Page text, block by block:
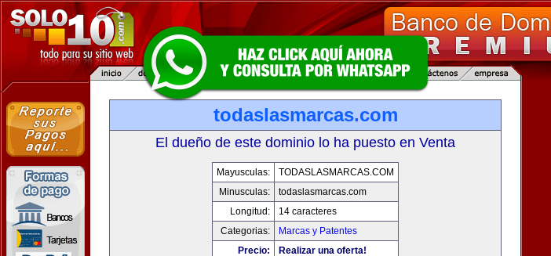
todaslasmarcas.com
El dueño de este dominio lo ha puesto en Venta
Mayusculas:
TODASLASMARCAS.COM
Minusculas:
todaslasmarcas.com
Longitud:
14 caracteres
Categorias:
Marcas y Patentes
Precio:
Realizar una oferta!